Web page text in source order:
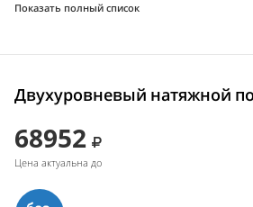
Показать полный список
Двухуровневый натяжной
68952
Цена актуальна до